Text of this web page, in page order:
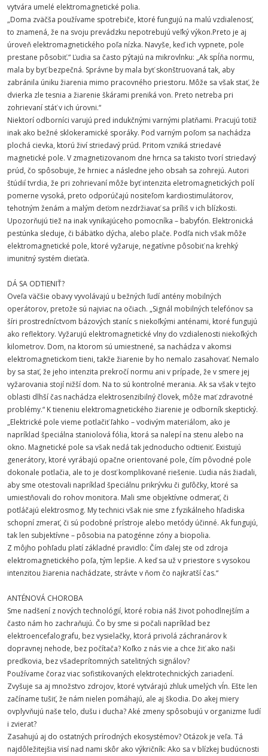
vytvára umelé elektromagnetické polia.
„Doma zväčša používame spotrebiče, ktoré fungujú na malú vzdialenosť,
to znamená, že na svoju prevádzku nepotrebujú veľký výkon.Preto je aj
úroveň elektromagnetického poľa nízka. Navyše, keď ich vypnete, pole
prestane pôsobiť.“ Ľudia sa často pýtajú na mikrovlnku: „Ak spĺňa normu,
mala by byť bezpečná. Správne by mala byť skonštruovaná tak, aby
zabránila úniku žiarenia mimo pracovného priestoru. Môže sa však stať, že
dvierka zle tesnia a žiarenie škárami preniká von. Preto netreba pri
zohrievaní stáť v ich úrovni.“
Niektorí odborníci varujú pred indukčnými varnými platňami. Pracujú totiž
inak ako bežné sklokeramické sporáky. Pod varným poľom sa nachádza
plochá cievka, ktorú živí striedavý prúd. Pritom vzniká striedavé
magnetické pole. V zmagnetizovanom dne hrnca sa takisto tvorí striedavý
prúd, čo spôsobuje, že hrniec a následne jeho obsah sa zohrejú. Autori
štúdií tvrdia, že pri zohrievaní môže byť intenzita eletromagnetických polí
pomerne vysoká, preto odporúčajú nositeľom kardiostimulátorov,
tehotným ženám a malým deťom nezdržiavať sa príliš v ich blízkosti.
Upozorňujú tiež na inak vynikajúceho pomocníka – babyfón. Elektronická
pestúnka sleduje, či bábätko dýcha, alebo plače. Podľa nich však môže
elektromagnetické pole, ktoré vyžaruje, negatívne pôsobiť na krehký
imunitný systém dieťaťa.
DÁ SA ODTIENIŤ?
Oveľa väčšie obavy vyvolávajú u bežných ľudí antény mobilných
operátorov, pretože sú najviac na očiach. „Signál mobilných telefónov sa
šíri prostredníctvom bázových staníc s niekoľkými anténami, ktoré fungujú
ako reflektory. Vyžarujú elektromagnetické vlny do vzdialenosti niekoľkých
kilometrov. Dom, na ktorom sú umiestnené, sa nachádza v akomsi
elektromagnetickom tieni, takže žiarenie by ho nemalo zasahovať. Nemalo
by sa stať, že jeho intenzita prekročí normu ani v prípade, že v smere jej
vyžarovania stojí nižší dom. Na to sú kontrolné merania. Ak sa však v tejto
oblasti dlhší čas nachádza elektrosenzibilný človek, môže mať zdravotné
problémy.“ K tieneniu elektromagnetického žiarenie je odborník skeptický.
„Elektrické pole vieme potlačiť ľahko – vodivým materiálom, ako je
napríklad špeciálna staniolová fólia, ktorá sa nalepí na stenu alebo na
okno. Magnetické pole sa však nedá tak jednoducho odtieniť. Existujú
generátory, ktoré vyrábajú opačne orientované pole, čím pôvodné pole
dokonale potlačia, ale to je dosť komplikované riešenie. Ľudia nás žiadali,
aby sme otestovali napríklad špeciálnu prikrývku či guľôčky, ktoré sa
umiestňovali do rohov monitora. Mali sme objektívne odmerať, či
potláčajú elektrosmog. My technici však nie sme z fyzikálneho hľadiska
schopní zmerať, či sú podobné prístroje alebo metódy účinné. Ak fungujú,
tak len subjektívne – pôsobia na patogénne zóny a biopolia.
Z môjho pohľadu platí základné pravidlo: Čím ďalej ste od zdroja
elektromagnetického poľa, tým lepšie. A keď sa už v priestore s vysokou
intenzitou žiarenia nachádzate, strávte v ňom čo najkratší čas.“
ANTÉNOVÁ CHOROBA
Sme nadšení z nových technológií, ktoré robia náš život pohodlnejším a
často nám ho zachraňujú. Čo by sme si počali napríklad bez
elektroencefalografu, bez vysielačky, ktorá privolá záchranárov k
dopravnej nehode, bez počítača? Koľko z nás vie a chce žiť ako naši
predkovia, bez všadeprítomných satelitných signálov?
Používame čoraz viac sofistikovaných elektrotechnických zariadení.
Zvyšuje sa aj množstvo zdrojov, ktoré vytvárajú zhluk umelých vĺn. Ešte len
začíname tušiť, že nám nielen pomáhajú, ale aj škodia. Do akej miery
ovplyvňujú naše telo, dušu i ducha? Aké zmeny spôsobujú v organizme ľudí
i zvierat?
Zasahujú aj do ostatných prírodných ekosystémov? Otázok je veľa. Tá
najdôležitejšia visí nad nami skôr ako výkričník: Ako sa v blízkej budúcnosti